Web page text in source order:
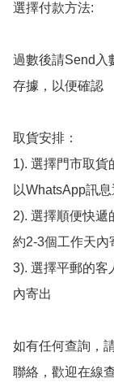
選擇付款方法:
過數後請Send入
存據，以便確認
取貨安排：
1). 選擇門市取貨
以WhatsApp訊
2). 選擇順便快遞
約2-3個工作天內
3). 選擇平郵的客
內寄出
如有任何查詢，
聯絡，歡迎在線